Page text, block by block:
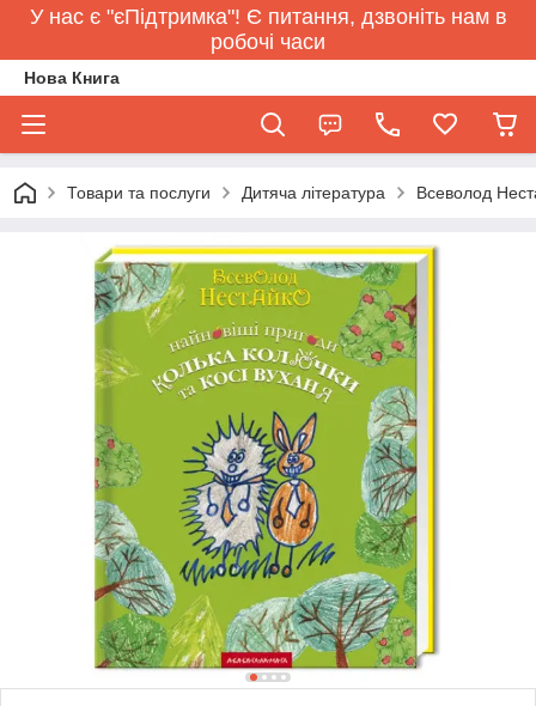
У нас є "єПідтримка"! Є питання, дзвоніть нам в
робочі часи
Нова Книга
Товари та послуги Дитяча література Всеволод